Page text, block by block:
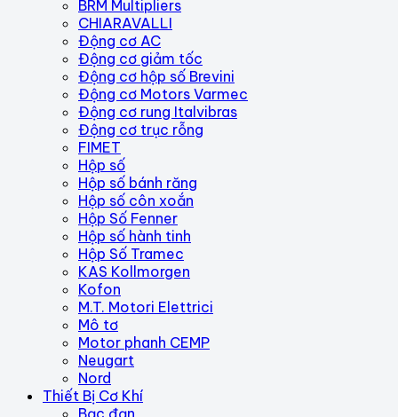
BRM Multipliers
CHIARAVALLI
Động cơ AC
Động cơ giảm tốc
Động cơ hộp số Brevini
Động cơ Motors Varmec
Động cơ rung Italvibras
Động cơ trục rỗng
FIMET
Hộp số
Hộp số bánh răng
Hộp số côn xoắn
Hộp Số Fenner
Hộp số hành tinh
Hộp Số Tramec
KAS Kollmorgen
Kofon
M.T. Motori Elettrici
Mô tơ
Motor phanh CEMP
Neugart
Nord
Thiết Bị Cơ Khí
Bạc đạn